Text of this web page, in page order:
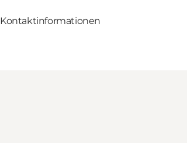
Kontaktinformationen